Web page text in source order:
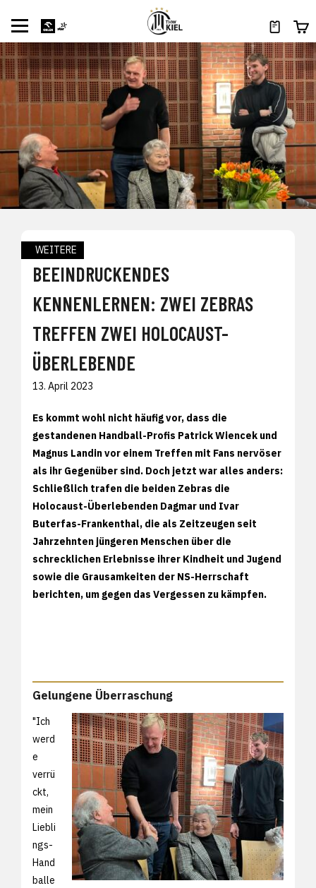
WEITERE
BEEINDRUCKENDES
KENNENLERNEN: ZWEI ZEBRAS
TREFFEN ZWEI HOLOCAUST-
ÜBERLEBENDE
13. April 2023
Es kommt wohl nicht häufig vor, dass die
gestandenen Handball-Profis Patrick Wiencek und
Magnus Landin vor einem Treffen mit Fans nervöser
als ihr Gegenüber sind. Doch jetzt war alles anders:
Schließlich trafen die beiden Zebras die
Holocaust-Überlebenden Dagmar und Ivar
Buterfas-Frankenthal, die als Zeitzeugen seit
Jahrzehnten jüngeren Menschen über die
schrecklichen Erlebnisse ihrer Kindheit und Jugend
sowie die Grausamkeiten der NS-Herrschaft
berichten, um gegen das Vergessen zu kämpfen.
Gelungene Überraschung
"Ich
werd
e
verrü
ckt,
mein
Liebli
ngs-
Hand
balle